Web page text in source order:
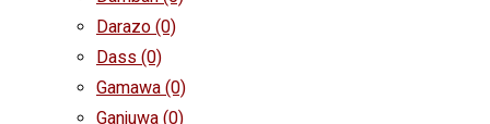
Darazo (0)
Dass (0)
Gamawa (0)
Ganjuwa (0)